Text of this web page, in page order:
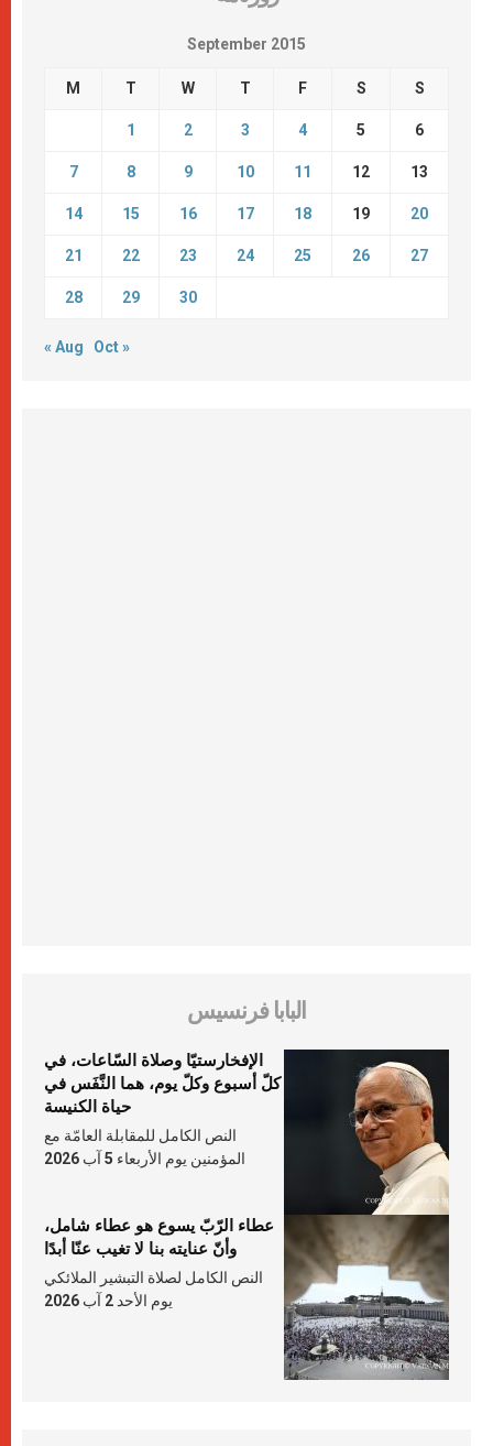
September 2015
M T W T F S S
1 2 3 4 5 6
7 8 9 10 11 12 13
14 15 16 17 18 19 20
21 22 23 24 25 26 27
28 29 30
« Aug Oct »
البابا فرنسيس
الإفخارستيّا وصلاة السّاعات، في
كلّ أسبوع وكلّ يوم، هما النَّفَس في
حياة الكنيسة
النص الكامل للمقابلة العامّة مع
المؤمنين يوم الأربعاء 5 آب 2026
عطاء الرّبّ يسوع هو عطاء شامل،
وأنّ عنايته بنا لا تغيب عنّا أبدًا
النص الكامل لصلاة التبشير الملائكي
يوم الأحد 2 آب 2026